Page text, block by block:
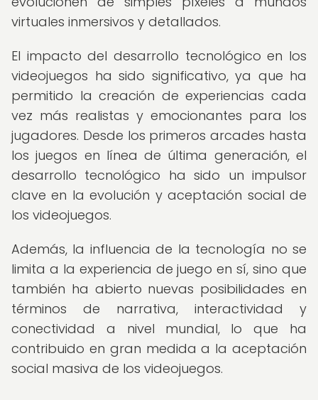
virtuales inmersivos y detallados.
El impacto del desarrollo tecnológico en los
videojuegos ha sido significativo, ya que ha
permitido la creación de experiencias cada
vez más realistas y emocionantes para los
jugadores. Desde los primeros arcades hasta
los juegos en línea de última generación, el
desarrollo tecnológico ha sido un impulsor
clave en la evolución y aceptación social de
los videojuegos.
Además, la influencia de la tecnología no se
limita a la experiencia de juego en sí, sino que
también ha abierto nuevas posibilidades en
términos de narrativa, interactividad y
conectividad a nivel mundial, lo que ha
contribuido en gran medida a la aceptación
social masiva de los videojuegos.